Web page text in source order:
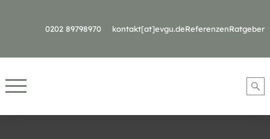
0202 89798970 kontakt[at]evgu.deReferenzenRatgeber